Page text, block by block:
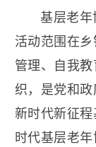
基层老年
活动范围在
管理、自我
织，是党和
新时代新征
时代基层老